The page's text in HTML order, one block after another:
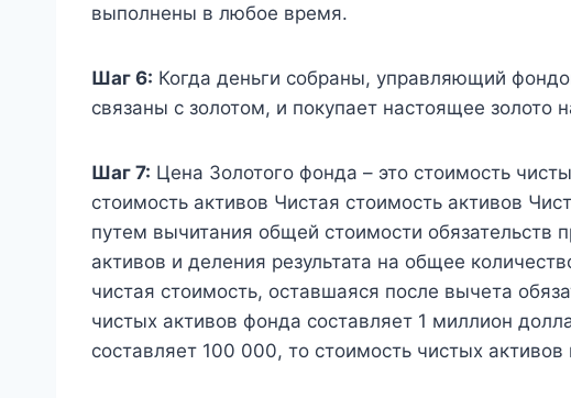
выполнены в любое время.
Шаг 6: Когда деньги собраны, управляющий
связаны с золотом, и покупает настоящее золото
Шаг 7: Цена Золотого фонда – это стоимость
стоимость активов Чистая стоимость активов
путем вычитания общей стоимости обязательств
активов и деления результата на общее
чистая стоимость, оставшаяся после вычета
чистых активов фонда составляет 1 миллион
составляет 100 000, то стоимость чистых